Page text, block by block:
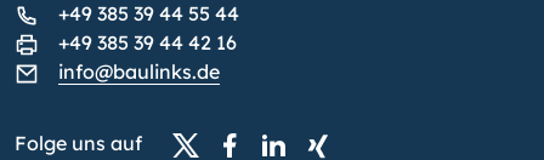
+49 385 39 44 55 44
+49 385 39 44 42 16
info@baulinks.de
Folge uns auf